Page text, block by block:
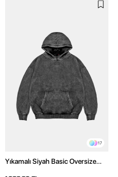
17
Yıkamalı Siyah Basic Oversize